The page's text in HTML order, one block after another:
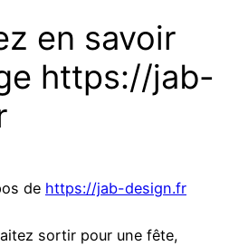
en savoir
https://jab-
de https://jab-design.fr
sortir pour une fête,